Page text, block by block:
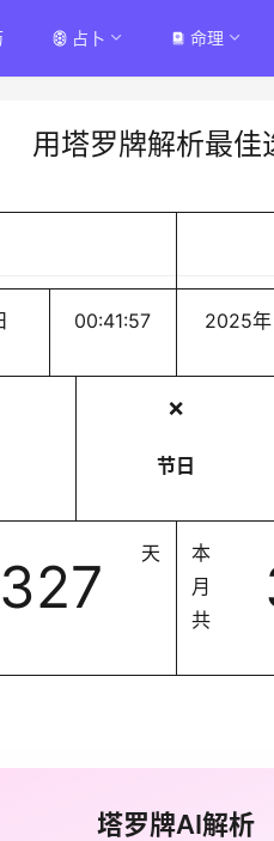
占卜 命理
用塔罗牌解析最佳
00:41:57 2025年
❌
节日
327 天
本
月
共
塔罗牌AI解析